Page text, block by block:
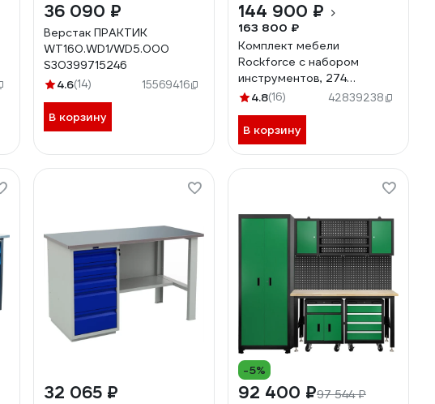
36 090 ₽
Верстак ПРАКТИК
WT160.WD1/WD5.000
S30399715246
4.6(14) 15569416
В корзину
144 900 ₽
163 800 ₽
Комплект мебели
Rockforce с набором
инструментов, 274
предмета RF-
4.8(16) 42839238
В корзину
32 065 ₽
-5%
92 400 ₽97 544 ₽